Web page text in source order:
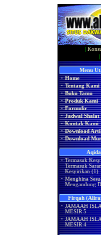
Menu
· Home
· Tentang Kami
· Buku Tamu
· Produk Kami
· Formulir
· Jadwal Shalat
· Kontak Kami
· Download
· Download
· Termasuk
Termasuk
Kesyirikan (1)
· Menghina
Mengandung
Firqah
· JAMAAH
MESIR 5
· JAMAAH
MESIR 4